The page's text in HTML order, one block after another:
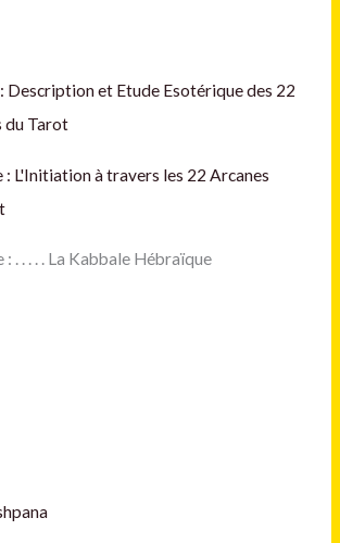
Description et Etude Esotérique des 22
du Tarot
: L'Initiation à travers les 22 Arcanes
: . . . . . La Kabbale Hébraïque